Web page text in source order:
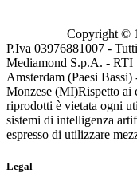
Copyright ©
P.Iva 03976881007 -
Mediamond S.p.A. - RTI
Amsterdam (Paesi
Monzese (MI)Rispetto ai
riprodotti è vietata ogni
sistemi di intelligenza
espresso di utilizzare
Legal